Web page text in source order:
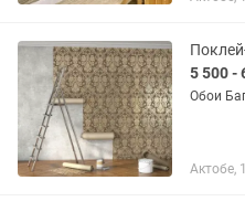
5 500 -
Обои
Актобе,